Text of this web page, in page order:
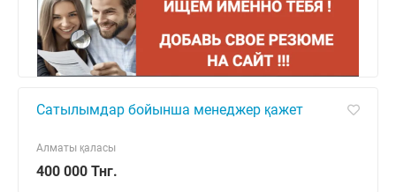
Сатылымдар бойынша менеджер қажет
400 000 Тнг.
Алматы қаласы